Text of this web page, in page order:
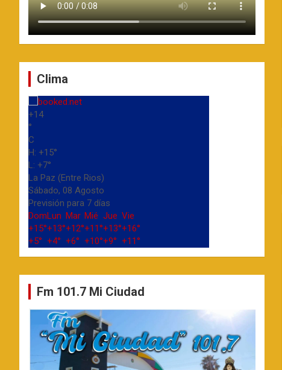
Clima
+14
°
C
H: +15°
L: +7°
La Paz (Entre Rios)
Sábado, 08 Agosto
Previsión para 7 días
DomLun Mar Mié Jue Vie
+15°+13°+12°+11°+13°+16°
+5° +4° +6° +10°+9° +11°
Fm 101.7 Mi Ciudad